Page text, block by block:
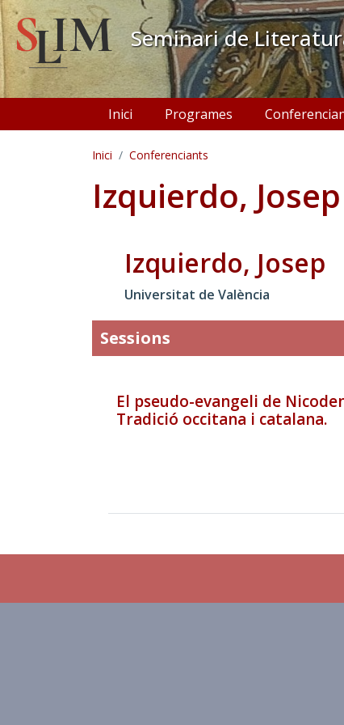
Vés al contingut
Seminari de
Navegació principal
Inici Programes
Inici Conferenciants
Izquierdo, Josep
Izquierdo, Josep
Universitat de València
Sessions
El pseudo-evangeli de
Tradició occitana i catalana.